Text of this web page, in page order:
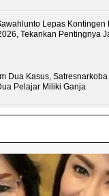
Lepas Kontingen
Tekankan Pentingnya
Dua Kasus,
Pelajar Miliki Ganja